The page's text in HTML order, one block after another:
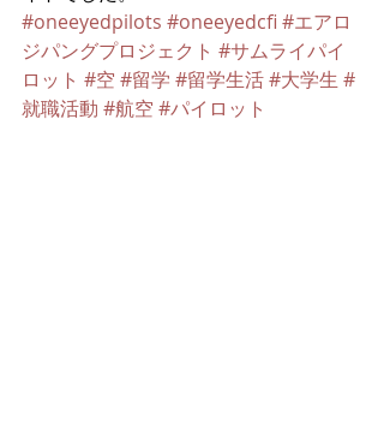
#oneeyedpilots #oneeyedcfi #エアロ
ジパングプロジェクト #サムライパイ
ロット #空 #留学 #留学生活#大学生 #
就職活動 #航空 #パイロット